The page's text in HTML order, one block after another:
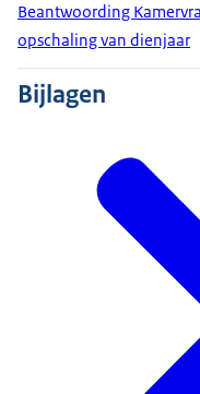
Beantwoording
opschaling van dienjaar
Bijlagen